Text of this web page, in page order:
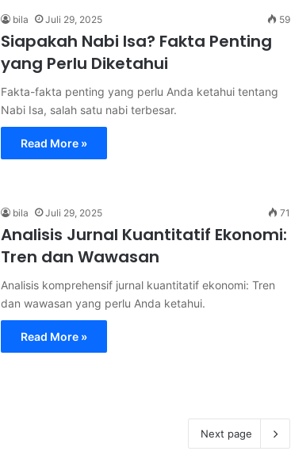
bila Juli 29, 2025 59
Siapakah Nabi Isa? Fakta Penting
yang Perlu Diketahui
Fakta-fakta penting yang perlu Anda ketahui tentang
Nabi Isa, salah satu nabi terbesar.
Read More »
bila Juli 29, 2025 71
Analisis Jurnal Kuantitatif Ekonomi:
Tren dan Wawasan
Analisis komprehensif jurnal kuantitatif ekonomi: Tren
dan wawasan yang perlu Anda ketahui.
Read More »
Next page